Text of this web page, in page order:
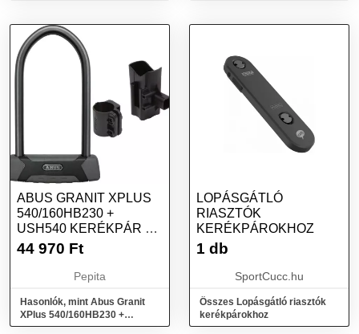
ABUS GRANIT XPLUS
540/160HB230 +
USH540 KERÉKPÁR U
LAKAT
44 970 Ft
Pepita
Hasonlók, mint Abus Granit
XPlus 540/160HB230 +
USH540 Kerékpár U lakat
LOPÁSGÁTLÓ
RIASZTÓK
KERÉKPÁROKHOZ
1 db
SportCucc.hu
Összes Lopásgátló riasztók
kerékpárokhoz